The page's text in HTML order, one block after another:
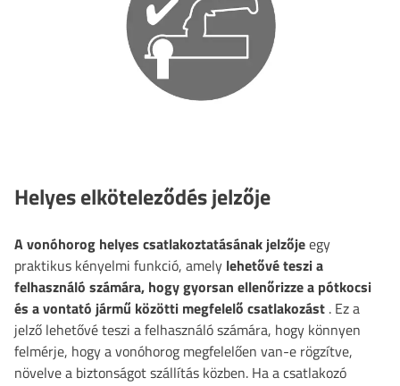
Helyes elköteleződés jelzője
A vonóhorog helyes csatlakoztatásának jelzőjeegy
praktikus kényelmi funkció, amely lehetővé teszi a
felhasználó számára, hogy gyorsan ellenőrizze a pótkocsi
és a vontató jármű közötti megfelelő csatlakozást . Ez a
jelző lehetővé teszi a felhasználó számára, hogy könnyen
felmérje, hogy a vonóhorog megfelelően van-e rögzítve,
növelve a biztonságot szállítás közben. Ha a csatlakozó